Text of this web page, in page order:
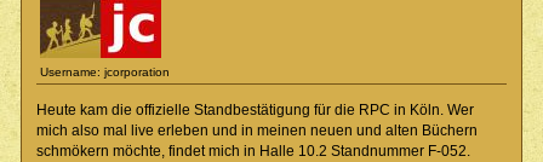
Username: jcorporation
Heute kam die offizielle Standbestätigung für die RPC in Köln. Wer
mich also mal live erleben und in meinen neuen und alten Büchern
schmökern möchte, findet mich in Halle 10.2 Standnummer F-052.